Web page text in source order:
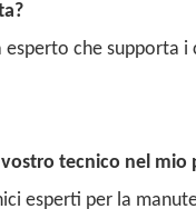
che
tecnico nel
esperti per la